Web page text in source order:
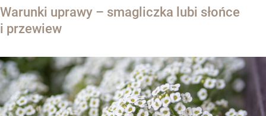
Warunki uprawy – smagliczka lubi słońce
i przewiew